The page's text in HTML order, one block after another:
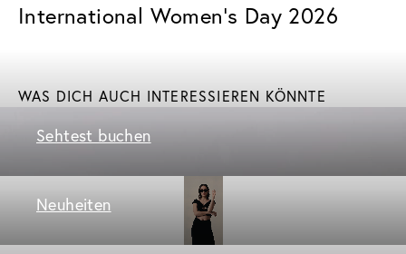
International Women’s Day 2026
WAS DICH AUCH INTERESSIEREN KÖNNTE
Sehtest buchen
Neuheiten